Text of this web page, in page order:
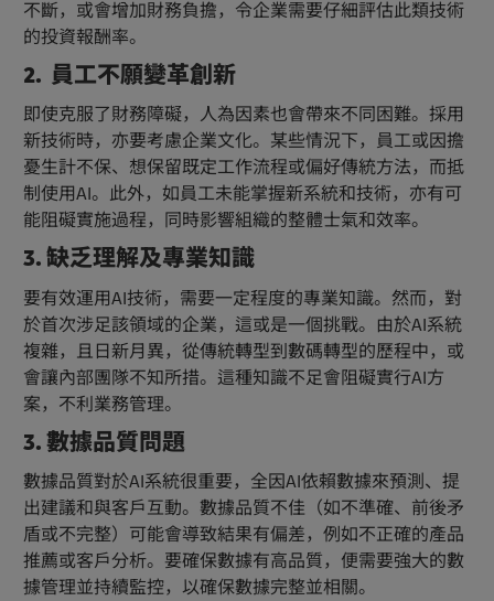
不斷，或會增加財務負擔，令企業需要仔細評估此類技術
的投資報酬率。
2. 員工不願變革創新
即使克服了財務障礙，人為因素也會帶來不同困難。採用
新技術時，亦要考慮企業文化。某些情況下，員工或因擔
憂生計不保、想保留既定工作流程或偏好傳統方法，而抵
制使用AI。此外，如員工未能掌握新系統和技術，亦有可
能阻礙實施過程，同時影響組織的整體士氣和效率。
3. 缺乏理解及專業知識
要有效運用AI技術，需要一定程度的專業知識。然而，對
於首次涉足該領域的企業，這或是一個挑戰。由於AI系統
複雜，且日新月異，從傳統轉型到數碼轉型的歷程中，或
會讓內部團隊不知所措。這種知識不足會阻礙實行AI方
案，不利業務管理。
3. 數據品質問題
數據品質對於AI系統很重要，全因AI依賴數據來預測、提
出建議和與客戶互動。數據品質不佳（如不準確、前後矛
盾或不完整）可能會導致結果有偏差，例如不正確的產品
推薦或客戶分析。要確保數據有高品質，便需要強大的數
據管理並持續監控，以確保數據完整並相關。